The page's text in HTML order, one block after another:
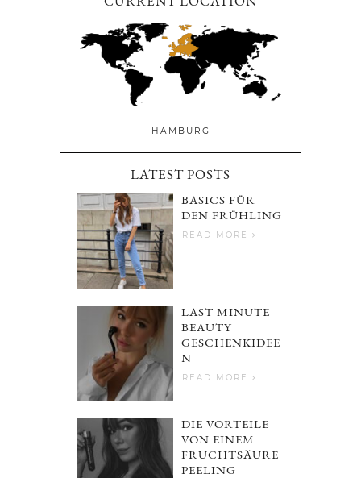
HAMBURG
LATEST POSTS
BASICS FÜR
DEN FRÜHLING
READ MORE
LAST MINUTE
BEAUTY
GESCHENKIDEE
N
READ MORE
DIE VORTEILE
VON EINEM
FRUCHTSÄURE
PEELING